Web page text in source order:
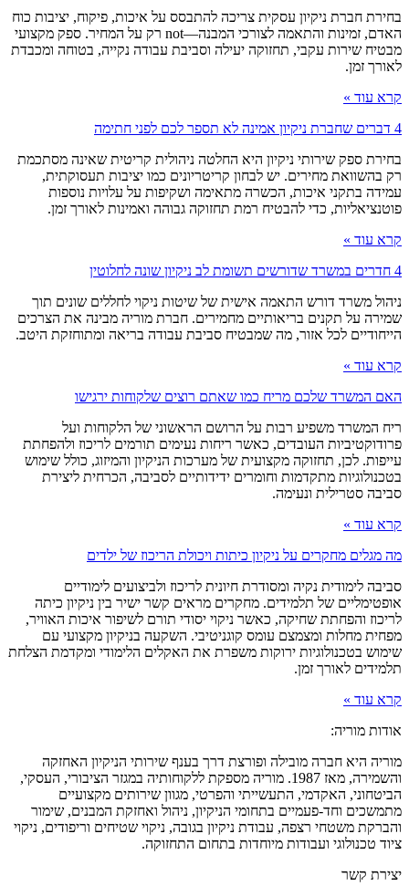
בחירת חברת ניקיון עסקית צריכה להתבסס על איכות, פיקוח, יציבות כוח
האדם, זמינות והתאמה לצורכי המבנה—not רק על המחיר. ספק מקצועי
מבטיח שירות עקבי, תחזוקה יעילה וסביבת עבודה נקייה, בטוחה ומכבדת
לאורך זמן.
קרא עוד »
4 דברים שחברת ניקיון אמינה לא תספר לכם לפני חתימה
בחירת ספק שירותי ניקיון היא החלטה ניהולית קריטית שאינה מסתכמת
רק בהשוואת מחירים. יש לבחון קריטריונים כמו יציבות תעסוקתית,
עמידה בתקני איכות, הכשרה מתאימה ושקיפות על עלויות נוספות
פוטנציאליות, כדי להבטיח רמת תחזוקה גבוהה ואמינות לאורך זמן.
קרא עוד »
4 חדרים במשרד שדורשים תשומת לב ניקיון שונה לחלוטין
ניהול משרד דורש התאמה אישית של שיטות ניקוי לחללים שונים תוך
שמירה על תקנים בריאותיים מחמירים. חברת מוריה מבינה את הצרכים
הייחודיים לכל אזור, מה שמבטיח סביבת עבודה בריאה ומתוחזקת היטב.
קרא עוד »
האם המשרד שלכם מריח כמו שאתם רוצים שלקוחות ירגישו
ריח המשרד משפיע רבות על הרושם הראשוני של הלקוחות ועל
פרודוקטיביות העובדים, כאשר ריחות נעימים תורמים לריכוז ולהפחתת
עייפות. לכן, תחזוקה מקצועית של מערכות הניקיון והמיזוג, כולל שימוש
בטכנולוגיות מתקדמות וחומרים ידידותיים לסביבה, הכרחית ליצירת
סביבה סטרילית ונעימה.
קרא עוד »
מה מגלים מחקרים על ניקיון כיתות ויכולת הריכוז של ילדים
סביבה לימודית נקיה ומסודרת חיונית לריכוז ולביצועים לימודיים
אופטימליים של תלמידים. מחקרים מראים קשר ישיר בין ניקיון כיתה
לריכוז והפחתת שחיקה, כאשר ניקוי יסודי תורם לשיפור איכות האוויר,
מפחית מחלות ומצמצם עומס קוגניטיבי. השקעה בניקיון מקצועי עם
שימוש בטכנולוגיות ירוקות משפרת את האקלים הלימודי ומקדמת הצלחת
תלמידים לאורך זמן.
קרא עוד »
אודות מוריה:
מוריה היא חברה מובילה ופורצת דרך בענף שירותי הניקיון האחזקה
והשמירה, מאז 1987. מוריה מספקת ללקוחותיה במגזר הציבורי, העסקי,
הביטחוני, האקדמי, התעשייתי והפרטי, מגוון שירותים מקצועיים
מתמשכים וחד-פעמיים בתחומי הניקיון, ניהול ואחזקת המבנים, שימור
והברקת משטחי רצפה, עבודת ניקיון בגובה, ניקוי שטיחים וריפודים, ניקוי
ציוד טכנולוגי ועבודות מיוחדות בתחום התחזוקה.
יצירת קשר